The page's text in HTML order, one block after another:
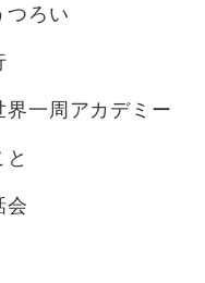
つろい
界一周アカデミー
会